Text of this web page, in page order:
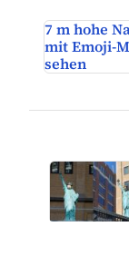
7 m hohe
mit Emoji-
sehen